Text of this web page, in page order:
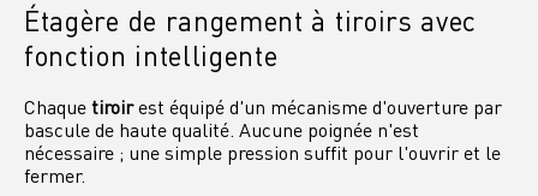
Étagère de rangement à tiroirs avec
fonction intelligente
Chaquetiroirest équipé d'un mécanisme d'ouverture par
bascule de haute qualité. Aucune poignée n'est
nécessaire ; une simple pression suffit pour l'ouvrir et le
fermer.